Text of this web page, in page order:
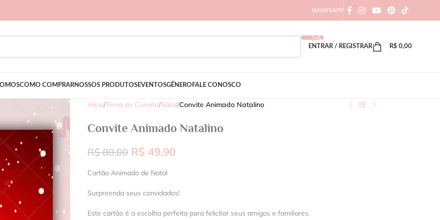
WHATSAPP
ENTRAR / REGISTRAR R$ 0,00
COMO COMPRARNOSSOS PRODUTOSEVENTOSGÊNERO FALE CONOSCO
Início/Tema do Convite/Natal/Convite Animado Natalino
Convite Animado Natalino
R$80,00 R$ 49,90
Cartão Animado de Natal
Surpreenda seus convidados!
Este cartão é a escolha perfeita para felicitar seus amigos e familiares.